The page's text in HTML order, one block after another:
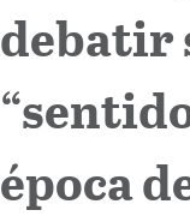
debatir
época